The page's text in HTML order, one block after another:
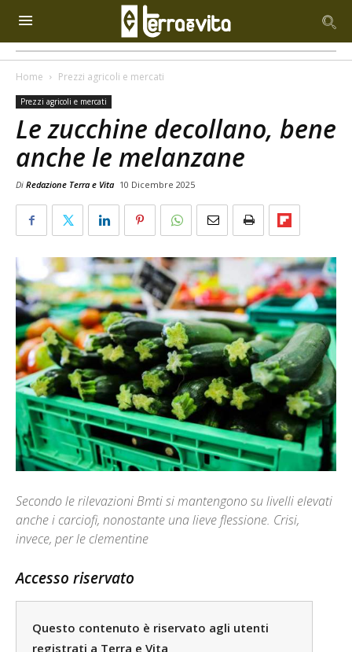
Home Prezzi agricoli e mercati
Prezzi agricoli e mercati
Le zucchine decollano, bene
anche le melanzane
Di Redazione Terra e Vita 10 Dicembre 2025
Secondo le rilevazioni Bmti si mantengono su livelli elevati
anche i carciofi, nonostante una lieve flessione. Crisi,
invece, per le clementine
Accesso riservato
Questo contenuto è riservato agli utenti
registrati a Terra e Vita